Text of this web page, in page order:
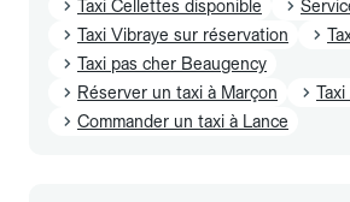
Taxi Cellettes disponible
Taxi Vibraye sur réservation
Taxi pas cher Beaugency
Réserver un taxi à Marçon
Commander un taxi à Lance